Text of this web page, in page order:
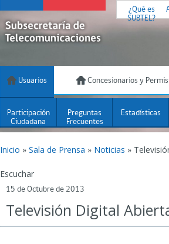
¿Qué es
SUBTEL?
Usuarios Concesionarios y
Participación
Ciudadana
Preguntas
Frecuentes
Estadísticas
Inicio » Sala de Prensa » Noticias »
Escuchar
15 de Octubre de 2013
Televisión Digital